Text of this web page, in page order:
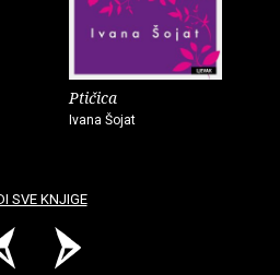
Ptičica
Ivana Šojat
SVE KNJIGE